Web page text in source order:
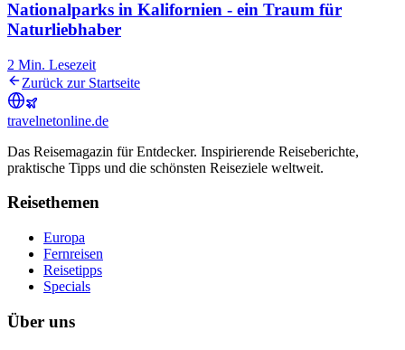
Nationalparks in Kalifornien - ein Traum für
Naturliebhaber
2 Min. Lesezeit
Zurück zur Startseite
travelnetonline.de
Das Reisemagazin für Entdecker. Inspirierende Reiseberichte,
praktische Tipps und die schönsten Reiseziele weltweit.
Reisethemen
Europa
Fernreisen
Reisetipps
Specials
Über uns